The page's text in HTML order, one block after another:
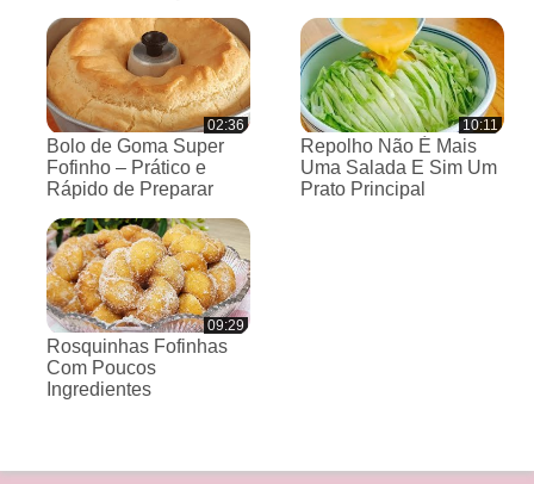
02:36
Bolo de Goma Super
Fofinho – Prático e
Rápido de Preparar
10:11
Repolho Não É Mais
Uma Salada E Sim Um
Prato Principal
09:29
Rosquinhas Fofinhas
Com Poucos
Ingredientes